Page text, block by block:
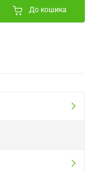
До кошика